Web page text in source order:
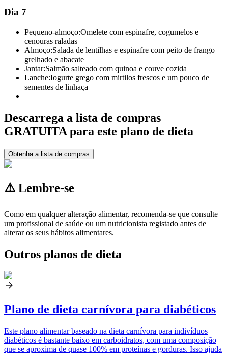
Dia 7
Pequeno-almoço:Omelete com espinafre, cogumelos e
cenouras raladas
Almoço:Salada de lentilhas e espinafre com peito de frango
grelhado e abacate
Jantar:Salmão salteado com quinoa e couve cozida
Lanche:Iogurte grego com mirtilos frescos e um pouco de
sementes de linhaça
Descarrega a lista de compras
GRATUITA para este plano de dieta
Obtenha a lista de compras
⚠️ Lembre-se
Como em qualquer alteração alimentar, recomenda-se que consulte
um profissional de saúde ou um nutricionista registado antes de
alterar os seus hábitos alimentares.
Outros planos de dieta
Plano de dieta carnívora para diabéticos
Este plano alimentar baseado na dieta carnívora para indivíduos
diabéticos é bastante baixo em carboidratos, com uma composição
que se aproxima de quase 100% em proteínas e gorduras. Isso ajuda